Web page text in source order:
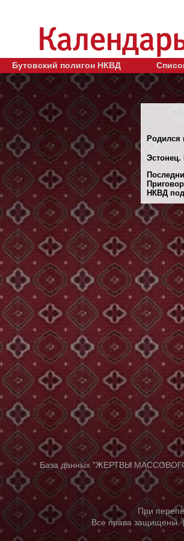
Бутовский полигон НКВД
Родился
Эстонец.
НКВД
База данных "ЖЕРТВЫ МАССОВОГО
При
Все права защищены.